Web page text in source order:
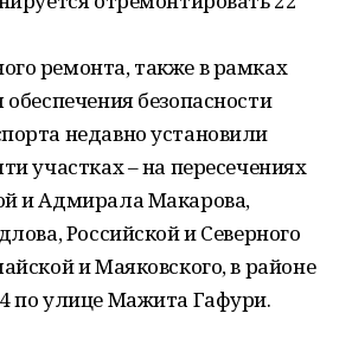
ремонта, также в рамках
безопасности
недавно установили
участках – на пересечениях
и Адмирала Макарова,
Российской и Северного
и Маяковского, в районе
по улице Мажита Гафури.